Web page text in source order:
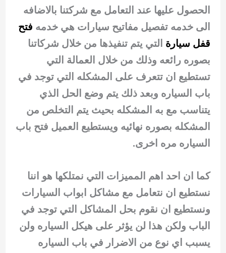
الحصول عليها عند التعامل مع شركتنا بالاضافه
الى خدمه تفصيل مفاتيح سيارات هي خدمه فتح
قفل سيارة التي يتم تنفيذها من خلال شركاتنا
بصوره رائعه وذلك من خلال العمالة التي
تستطيع ان تتعرف على المشكله التي توجد في
باب السياره وبعد ذلك يتم وضع الحل الذي
يتناسب مع به المشكله بحيث يتم التخلص من
المشكله بصوره نهائيه ويستطيع العميل فتح باب
السياره مره اخرى.
كما ان احد اهم المميزات التي نمتلكها هو اننا
نستطيع ان نتعامل مع مشاكل ابواب السيارات
ونستطيع ان نقوم بحل المشاكل التي توجد في
الباب ولكن هذا لن يؤثر على هيكل السياره ولن
يسبب اي نوع من الاضرار في باب السياره